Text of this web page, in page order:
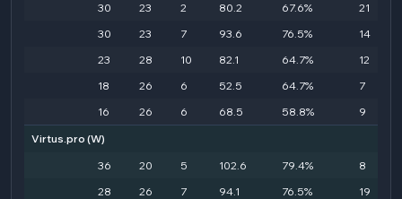
30
23 2 80.2 67.6%
21
30
23 7 93.6 76.5%
14
23
28 10 82.1 64.7%
12
18
26 6 52.5 64.7%
7
16
26 6 68.5 58.8%
9
Virtus.pro (W)
36
20 5 102.6 79.4%
8
28
26 7 94.1 76.5%
19